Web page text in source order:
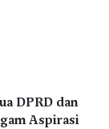
DPRD dan
Aspirasi